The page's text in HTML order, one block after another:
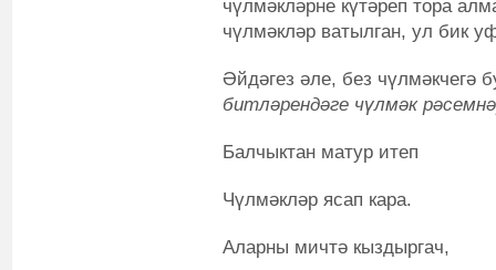
чүлмәкләрне күтәреп тора
чүлмәкләр ватылган, ул бик
Әйдәгез әле, без чүлмәкчегә
битләрендәге чүлмәк
Балчыктан матур итеп
Чүлмәкләр ясап кара.
Аларны мичтә кыздыргач,